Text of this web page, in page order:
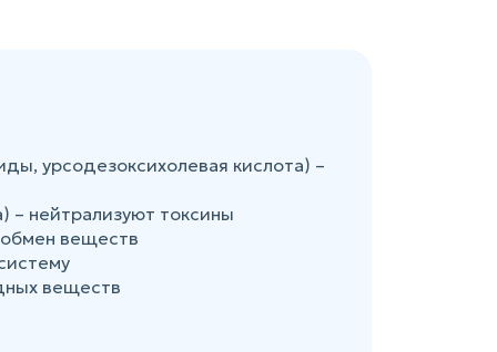
урсодезоксихолевая кислота) –
– нейтрализуют токсины
веществ
веществ